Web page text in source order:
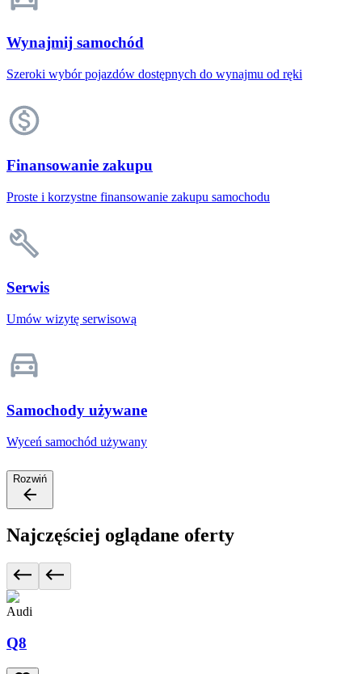
Wynajmij samochód
Szeroki wybór pojazdów dostępnych do wynajmu od ręki
Finansowanie zakupu
Proste i korzystne finansowanie zakupu samochodu
Serwis
Umów wizytę serwisową
Samochody używane
Wyceń samochód używany
Rozwiń
Najczęściej oglądane oferty
Audi
Q8